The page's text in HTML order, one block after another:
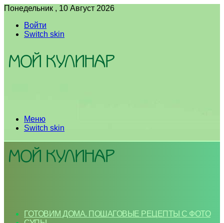
Понедельник , 10 Август 2026
Войти
Switch skin
Меню
Switch skin
ГОТОВИМ ДОМА. ПОШАГОВЫЕ РЕЦЕПТЫ С ФОТО